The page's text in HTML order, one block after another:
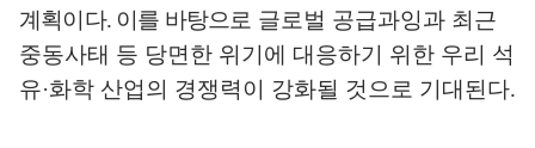
계획이다. 이를 바탕으로 글로벌 공급과잉과 최근
중동사태 등 당면한 위기에 대응하기 위한 우리 석
유·화학 산업의 경쟁력이 강화될 것으로 기대된다.